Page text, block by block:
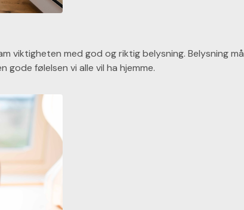
viktigheten med god og riktig belysning. Belysning må
følelsen vi alle vil ha hjemme.